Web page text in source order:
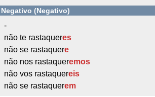
Negativo (Negativo)
-
não te rastaqueres
não se rastaquere
não nos rastaqueremos
não vos rastaquereis
não se rastaquerem